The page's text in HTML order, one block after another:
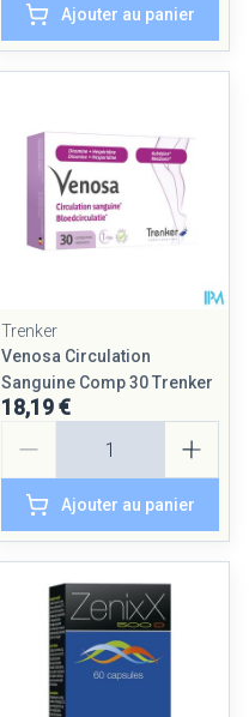
Ajouter au panier
Trenker
Venosa Circulation
Sanguine Comp 30 Trenker
18,19 €
Ajouter au panier